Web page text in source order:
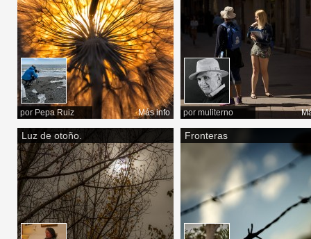
por Pepa Ruiz Más info pormuliterno
Luz de otoño. Fronteras